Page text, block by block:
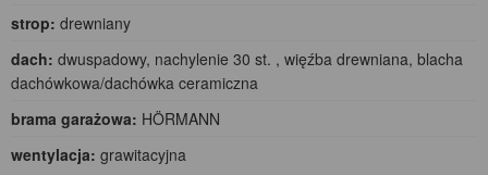
strop: drewniany
dach: dwuspadowy, nachylenie 30 st. , więźba drewniana, blacha
dachówkowa/dachówka ceramiczna
brama garażowa: HÖRMANN
wentylacja: grawitacyjna